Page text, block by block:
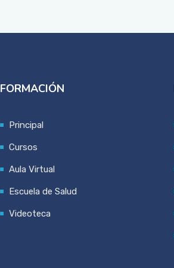
FORMACIÓN
Principal
Cursos
Aula Virtual
Escuela de Salud
Videoteca